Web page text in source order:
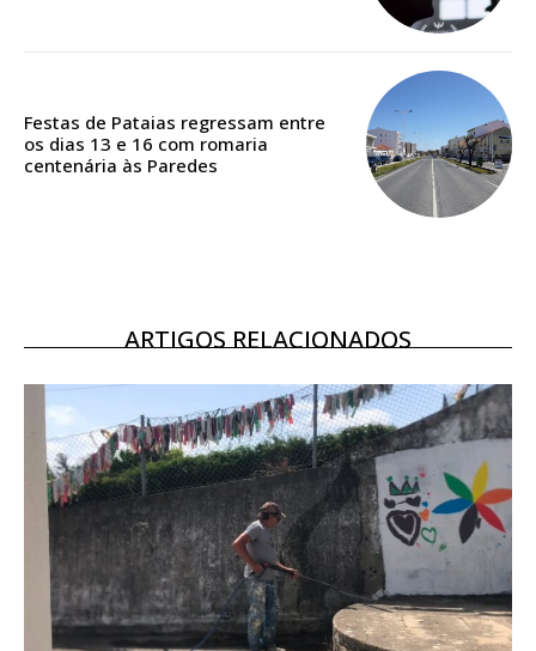
Acesso aos conteúdos Exclusivos para
assinantes
Ofertas para assinatura anual
Festas de Pataias regressam entre
os dias 13 e 16 com romaria
centenária às Paredes
ARTIGOS RELACIONADOS